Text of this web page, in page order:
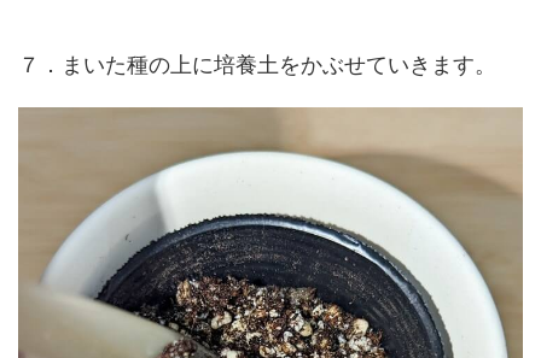
７．まいた種の上に培養土をかぶせていきます。